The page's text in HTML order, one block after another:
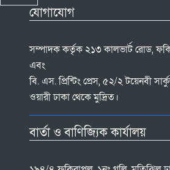
যোগাযোগ
সম্পাদক কর্তৃক ২১৩ কালভার্ট রোড,
এবং
বি. এস. প্রিন্টিং প্রেস, ৫২/২ টয়েনবী
ওয়ারী ঢাকা থেকে মুদ্রিত।
বার্তা ও বাণিজ্যিক কার্যালয়